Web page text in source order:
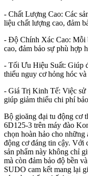
- Chất Lượng Cao: Các
liệu chất lượng cao, đảm
- Độ Chính Xác Cao: Mỗi
cao, đảm bảo sự phù hợp
- Tối Ưu Hiệu Suất: Giúp
thiểu nguy cơ hỏng hóc
- Giá Trị Kinh Tế: Việc sử
giúp giảm thiểu chi phí
Bộ gioăng đại tu động cơ
6D125-3 trên máy đào
chọn hoàn hảo cho
động cơ đáng tin cậy. Với
sản phẩm này không chỉ
mà còn đảm bảo độ bền
SUDO cam kết mang lại